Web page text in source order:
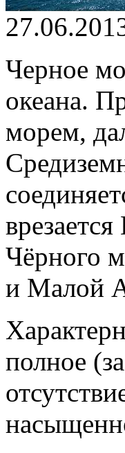
Черное
океана.
морем,
Чёрного
и Малой
полное